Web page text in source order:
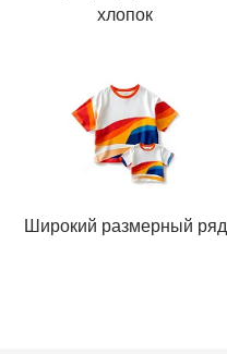
хлопок
Широкий размерный ряд